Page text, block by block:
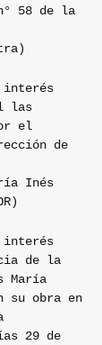
58 de la
interés
las
el
de
Inés
interés
de la
María
su obra en
29 de